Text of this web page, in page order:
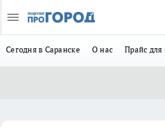
Сегодня в Саранске О нас Прайс